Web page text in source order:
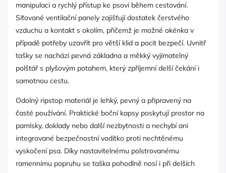
manipulaci a rychlý přístup ke psovi během cestování.
Síťované ventilační panely zajišťují dostatek čerstvého
vzduchu a kontakt s okolím, přičemž je možné okénka v
případě potřeby uzavřít pro větší klid a pocit bezpečí. Uvnitř
tašky se nachází pevná základna a měkký vyjímatelný
polštář s plyšovým potahem, který zpříjemní delší čekání i
samotnou cestu.
Odolný ripstop materiál je lehký, pevný a připravený na
časté používání. Praktické boční kapsy poskytují prostor na
pamlsky, doklady nebo další nezbytnosti a nechybí ani
integrované bezpečnostní vodítko proti nechtěnému
vyskočení psa. Díky nastavitelnému polstrovanému
ramennímu popruhu se taška pohodlně nosí i při delších